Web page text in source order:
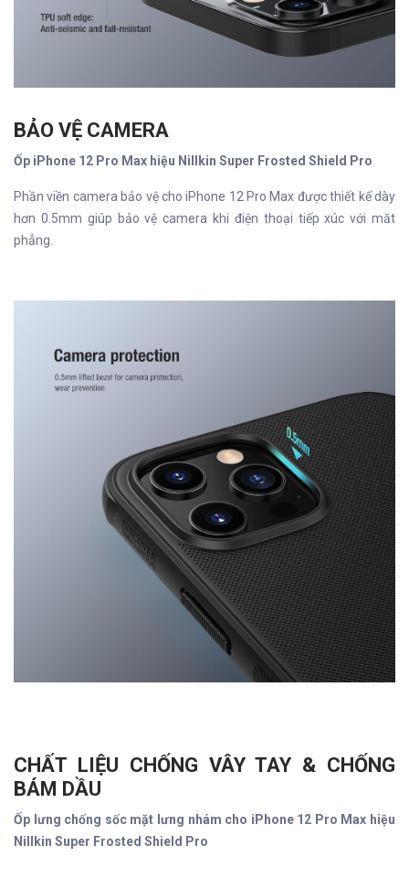
BẢO VỆ CAMERA
Ốp iPhone 12 Pro Max hiệu Nillkin Super Frosted Shield Pro
Phần viền camera bảo vệ cho iPhone 12 Pro Max được thiết kế dày
hơn 0.5mm giúp bảo vệ camera khi điện thoại tiếp xúc với măt
phẳng.
CHẤT LIỆU CHỐNG VÂY TAY & CHỐNG
BÁM DẦU
Ốp lưng chống sốc mặt lưng nhám cho iPhone 12 Pro Max hiệu
Nillkin Super Frosted Shield Pro